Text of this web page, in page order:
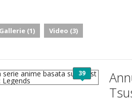
Gallerie (1) Video (3)
39